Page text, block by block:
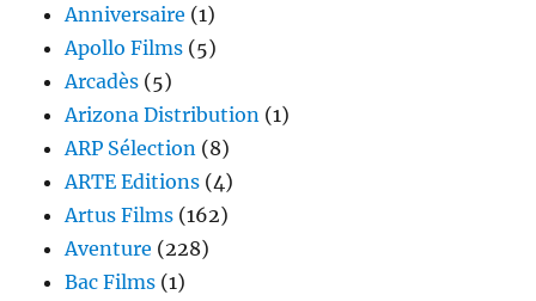
Anniversaire (1)
Apollo Films (5)
Arcadès (5)
Arizona Distribution (1)
ARP Sélection (8)
ARTE Editions (4)
Artus Films (162)
Aventure (228)
Bac Films (1)